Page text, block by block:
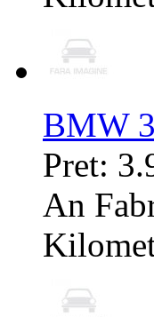
BMW
Pret:
An